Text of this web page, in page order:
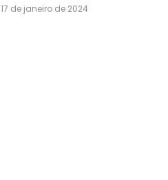
17 de janeiro de 2024